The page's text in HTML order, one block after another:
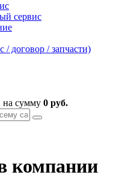
сервис
/ договор / запчасти)
на сумму 0 руб.
компании